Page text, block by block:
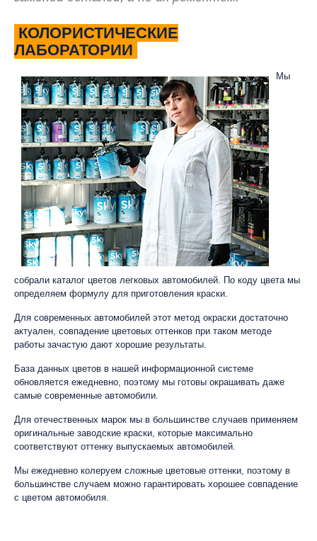
КОЛОРИСТИЧЕСКИЕ
ЛАБОРАТОРИИ
Мы
собрали каталог цветов легковых автомобилей. По коду цвета мы
определяем формулу для приготовления краски.
Для современных автомобилей этот метод окраски достаточно
актуален, совпадение цветовых оттенков при таком методе
работы зачастую дают хорошие результаты.
База данных цветов в нашей информационной системе
обновляется ежедневно, поэтому мы готовы окрашивать даже
самые современные автомобили.
Для отечественных марок мы в большинстве случаев применяем
оригинальные заводские краски, которые максимально
соответствуют оттенку выпускаемых автомобилей.
Мы ежедневно колеруем сложные цветовые оттенки, поэтому в
большинстве случаем можно гарантировать хорошее совпадение
с цветом автомобиля.